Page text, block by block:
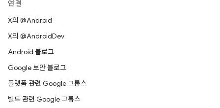
연결
X의 @Android
X의 @AndroidDev
Android 블로그
Google 보안 블로그
플랫폼 관련 Google 그룹스
빌드 관련 Google 그룹스